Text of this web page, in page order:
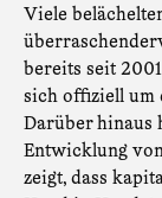
Viele
bereits seit
sich offiziell um
Darüber hinaus
Entwicklung
zeigt, dass